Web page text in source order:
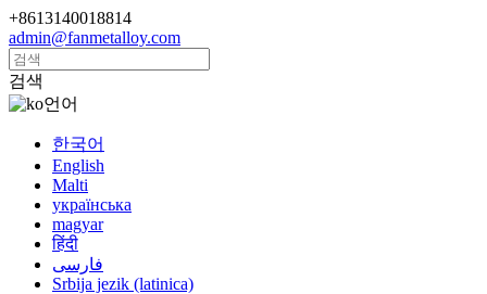
+8613140018814
admin@fanmetalloy.com
검색
언어
한국어
English
Malti
українська
magyar
हिंदी
فارسی
Srbija jezik (latinica)